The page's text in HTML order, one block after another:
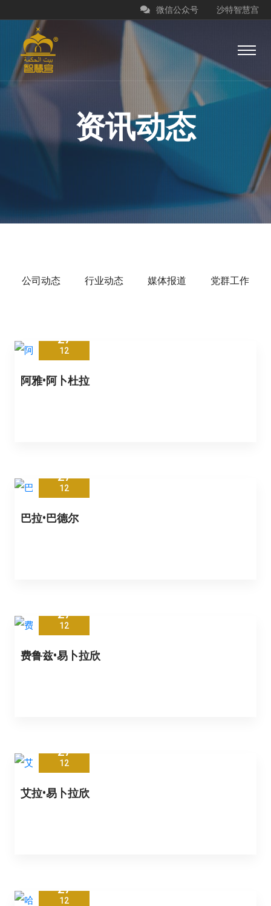
沙特智慧宫
微信公众号
资讯动态
公司动态 行业动态 媒体报道 党群工作
27
12
阿雅•阿卜杜拉
27
12
巴拉•巴德尔
27
12
费鲁兹•易卜拉欣
27
12
艾拉•易卜拉欣
27
12